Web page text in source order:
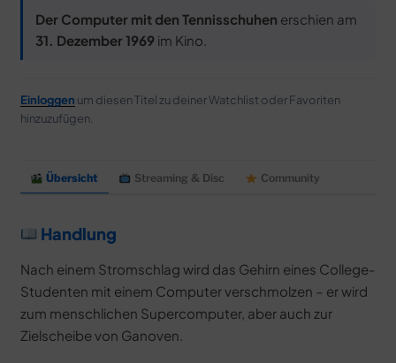
DEALS
Der Computer mit den Tennisschuhen erschien am
31. Dezember 1969im Kino.
Einloggen um diesen Titel zu deiner Watchlist oder Favoriten
hinzuzufügen.
Übersicht Streaming & Disc Community
Handlung
Nach einem Stromschlag wird das Gehirn eines College-
Studenten mit einem Computer verschmolzen – er wird
zum menschlichen Supercomputer, aber auch zur
Zielscheibe von Ganoven.